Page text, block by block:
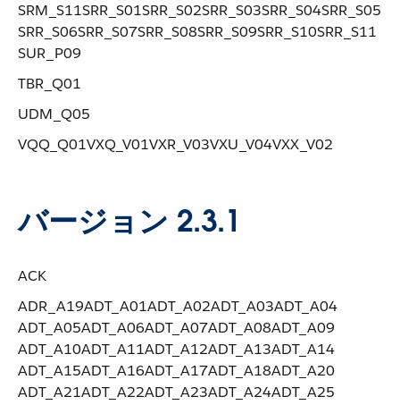
SRM_S11​ ​SRR_S01​ ​SRR_S02​ ​SRR_S03​ ​SRR_S04​ ​SRR_S05​ ​
SRR_S06​ ​SRR_S07​ ​SRR_S08​ ​SRR_S09​ ​SRR_S10​ ​SRR_S11​ ​
SUR_P09
TBR_Q01
UDM_Q05
VQQ_Q01​ ​VXQ_V01​ ​VXR_V03​ ​VXU_V04​ ​VXX_V02
バージョン 2.3.1
ACK
ADR_A19​ ​ADT_A01​ ​ADT_A02​ ​ADT_A03​ ​ADT_A04​ ​
ADT_A05​ ​ADT_A06​ ​ADT_A07​ ​ADT_A08​ ​ADT_A09​ ​
ADT_A10​ ​ADT_A11​ ​ADT_A12​ ​ADT_A13​ ​ADT_A14​ ​
ADT_A15​ ​ADT_A16​ ​ADT_A17​ ​ADT_A18​ ​ADT_A20​ ​
ADT_A21​ ​ADT_A22​ ​ADT_A23​ ​ADT_A24​ ​ADT_A25​ ​